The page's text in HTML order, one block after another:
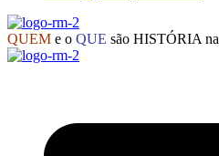
QUEM e o QUE são HISTÓRIA na